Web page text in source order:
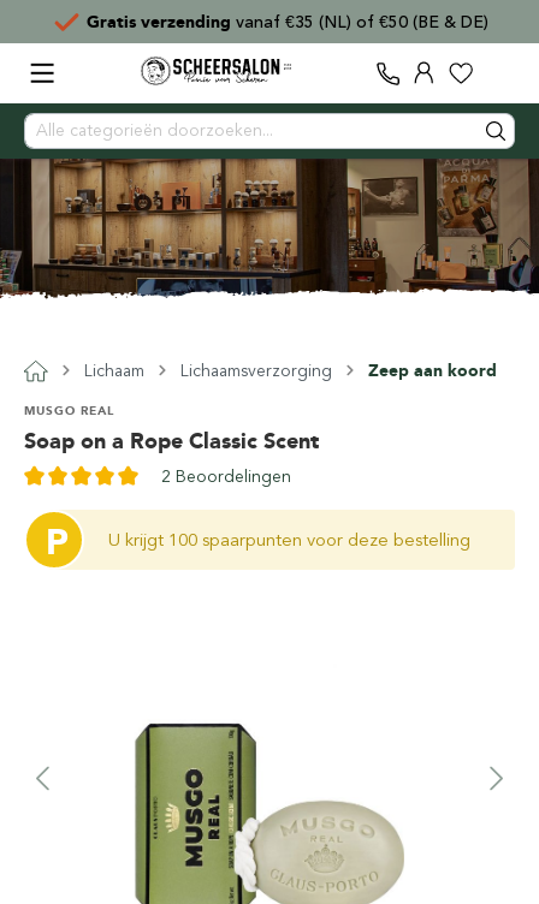
Gratis verzending vanaf €35 (NL) of €50 (BE & DE)
Lichaam Lichaamsverzorging Zeep aan koord
Soap on a Rope Classic Scent
MUSGO REAL
2 Beoordelingen
P U krijgt 100 spaarpunten voor deze bestelling